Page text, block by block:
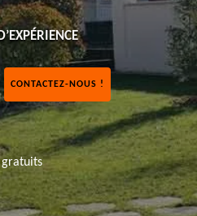
CONTACTEZ-NOUS !
gratuits